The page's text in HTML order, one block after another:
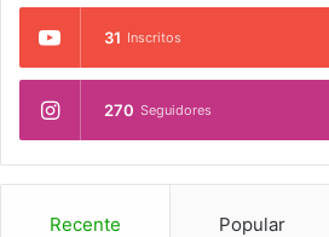
31 Inscritos
270 Seguidores
Recente Popular